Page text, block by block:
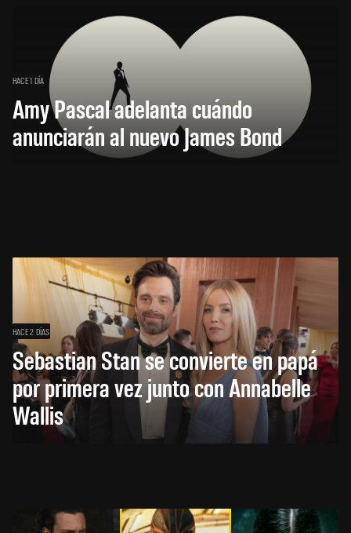
HACE 1 DÍA
Amy Pascal adelanta cuándo
anunciarán al nuevo James Bond
HACE 2 DÍAS
Sebastian Stan se convierte en papá
por primera vez junto con Annabelle
Wallis